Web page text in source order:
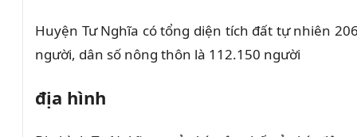
Huyện Tư Nghĩa có tổng diện tích đất tự nhiên
người, dân số nông thôn là 112.150 người
địa hình